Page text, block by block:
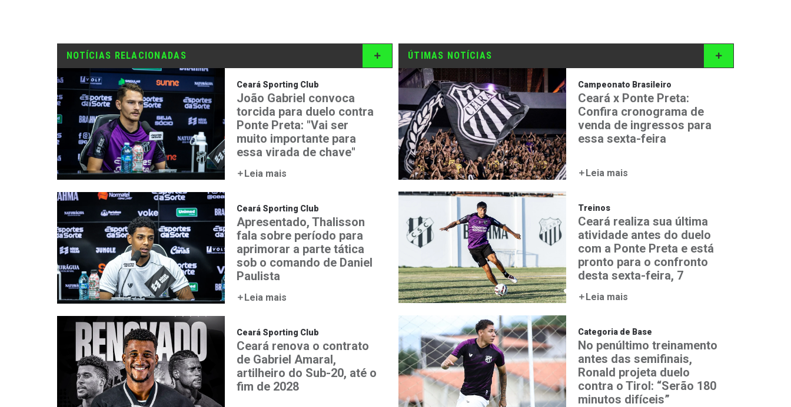
NOTÍCIAS RELACIONADAS
Ceará Sporting Club
João Gabriel convoca
torcida para duelo contra
Ponte Preta: "Vai ser
muito importante para
essa virada de chave"
Leia mais
Ceará Sporting Club
Apresentado, Thalisson
fala sobre período para
aprimorar a parte tática
sob o comando de Daniel
Paulista
Leia mais
Ceará Sporting Club
Ceará renova o contrato
de Gabriel Amaral,
artilheiro do Sub-20, até o
fim de 2028
ÚTIMAS NOTÍCIAS
Campeonato Brasileiro
Ceará x Ponte Preta:
Confira cronograma de
venda de ingressos para
essa sexta-feira
Leia mais
Treinos
Ceará realiza sua última
atividade antes do duelo
com a Ponte Preta e está
pronto para o confronto
desta sexta-feira, 7
Leia mais
Categoria de Base
No penúltimo treinamento
antes das semifinais,
Ronald projeta duelo
contra o Tirol: “Serão 180
minutos difíceis”